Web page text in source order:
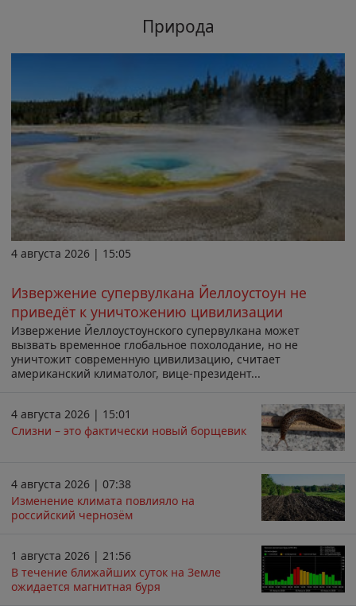
Природа
4 августа 2026 | 15:05
Извержение супервулкана Йеллоустоун не
приведёт к уничтожению цивилизации
Извержение Йеллоустоунского супервулкана может
вызвать временное глобальное похолодание, но не
уничтожит современную цивилизацию, считает
американский климатолог, вице-президент...
4 августа 2026 | 15:01
Слизни – это фактически новый борщевик
4 августа 2026 | 07:38
Изменение климата повлияло на
российский чернозём
1 августа 2026 | 21:56
В течение ближайших суток на Земле
ожидается магнитная буря